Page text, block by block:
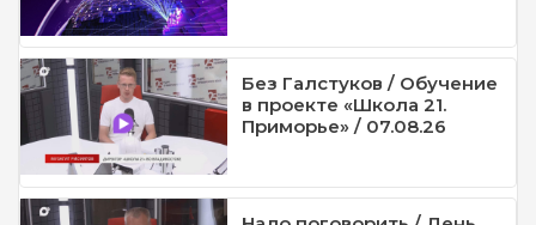
Без Галстуков / Обучение
в проекте «Школа 21.
Приморье» / 07.08.26